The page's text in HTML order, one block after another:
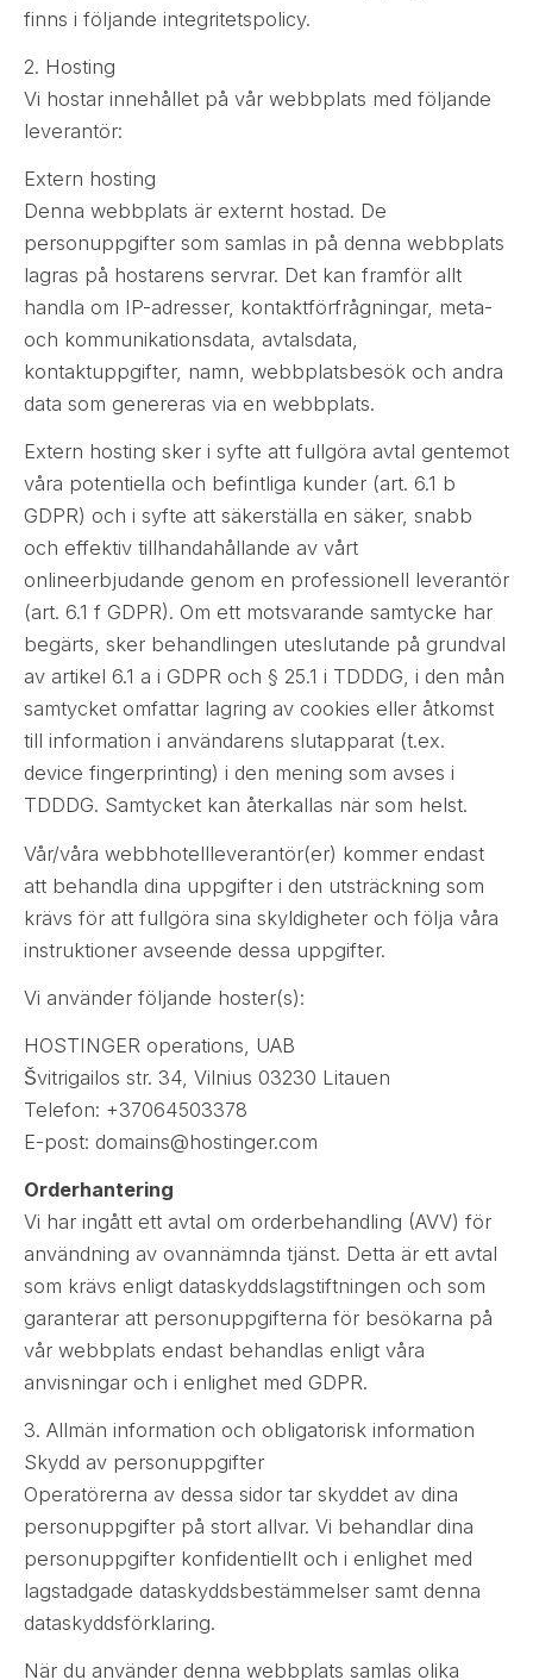
finns i följande integritetspolicy.
2. Hosting
Vi hostar innehållet på vår webbplats med följande
leverantör:
Extern hosting
Denna webbplats är externt hostad. De
personuppgifter som samlas in på denna webbplats
lagras på hostarens servrar. Det kan framför allt
handla om IP-adresser, kontaktförfrågningar, meta-
och kommunikationsdata, avtalsdata,
kontaktuppgifter, namn, webbplatsbesök och andra
data som genereras via en webbplats.
Extern hosting sker i syfte att fullgöra avtal gentemot
våra potentiella och befintliga kunder (art. 6.1 b
GDPR) och i syfte att säkerställa en säker, snabb
och effektiv tillhandahållande av vårt
onlineerbjudande genom en professionell leverantör
(art. 6.1 f GDPR). Om ett motsvarande samtycke har
begärts, sker behandlingen uteslutande på grundval
av artikel 6.1 a i GDPR och § 25.1 i TDDDG, i den mån
samtycket omfattar lagring av cookies eller åtkomst
till information i användarens slutapparat (t.ex.
device fingerprinting) i den mening som avses i
TDDDG. Samtycket kan återkallas när som helst.
Vår/våra webbhotellleverantör(er) kommer endast
att behandla dina uppgifter i den utsträckning som
krävs för att fullgöra sina skyldigheter och följa våra
instruktioner avseende dessa uppgifter.
Vi använder följande hoster(s):
HOSTINGER operations, UAB
Švitrigailos str. 34, Vilnius 03230 Litauen
Telefon: +37064503378
E-post: domains@hostinger.com
Orderhantering
Vi har ingått ett avtal om orderbehandling (AVV) för
användning av ovannämnda tjänst. Detta är ett avtal
som krävs enligt dataskyddslagstiftningen och som
garanterar att personuppgifterna för besökarna på
vår webbplats endast behandlas enligt våra
anvisningar och i enlighet med GDPR.
3. Allmän information och obligatorisk information
Skydd av personuppgifter
Operatörerna av dessa sidor tar skyddet av dina
personuppgifter på stort allvar. Vi behandlar dina
personuppgifter konfidentiellt och i enlighet med
lagstadgade dataskyddsbestämmelser samt denna
dataskyddsförklaring.
När du använder denna webbplats samlas olika